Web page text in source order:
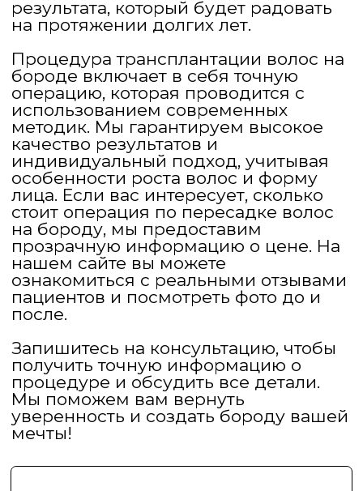
✅ Без разрезов и швов
✅ Максимально естественное
направление роста
травматичность
✅ Быстрое заживление
✅ Идеально для коррекции
формы бороды, уголков,
контура
Самый точный и щадящий
метод пересадки.
Суть: извлечённые фолликулы
сразу имплантируются с
помощью специального
инструмента — имплантера
Choi — без предварительного
разреза кожи.
Метод DHI (Direct Hair
Implantation)
процедуре и обсудить все детали.
Мы поможем вам вернуть
уверенность и создать бороду вашей
мечты!